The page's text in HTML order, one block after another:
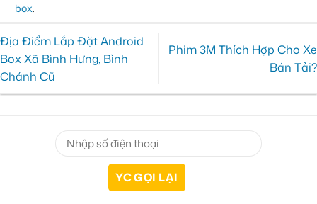
box.
Địa Điểm Lắp Đặt Android
Box Xã Bình Hưng, Bình
Chánh Cũ
Phim 3M Thích Hợp Cho Xe
Bán Tải?